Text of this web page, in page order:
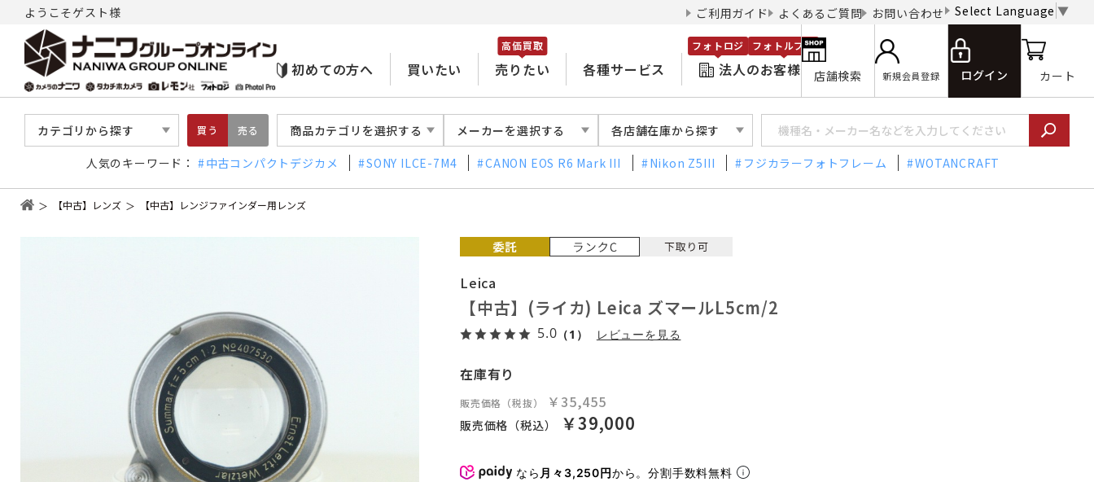
ようこそゲスト様 ご利用ガイド よくあるご質問 お問い合わせ Select Language ▼
初めての方へ 買いたい 売りたい
高価買取
各種サービス 法人のお客様
フォトロジ フォトルプロ
店舗検索 新規会員登録 ログイン カート
カテゴリから探す 買う 売る 商品カテゴリを選択する メーカーを選択する 各店舗在庫から探す
人気のキーワード： 中古コンパクトデジカメ SONY ILCE-7M4 CANON EOS R6 Mark III Nikon Z5III フジカラーフォトフレーム WOTANCRAFT
【中古】レンズ 【中古】レンジファインダー用レンズ
Leica
【中古】(ライカ) Leica ズマールL5cm/2
5.0 （1） レビューを見る
在庫有り
販売価格（税抜） ￥35,455
販売価格（税込） ￥39,000
なら 月々3,250円から。分割手数料無料